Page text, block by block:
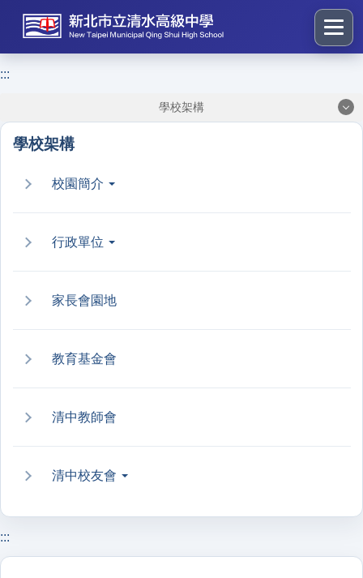
到
塊
:::
學校架構
學校架構
校園簡介
行政單位
家長會園地
教育基金會
清中教師會
清中校友會
:::